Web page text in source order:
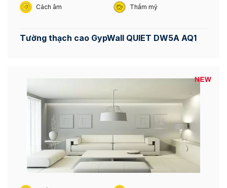
Cách âm Thẩm mỹ
Tường thạch cao GypWall QUIET DW5A AQ1